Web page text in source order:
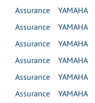
Assurance
Assurance YAMAHA
Assurance YAMAHA
Assurance YAMAHA
Assurance YAMAHA
Assurance YAMAHA